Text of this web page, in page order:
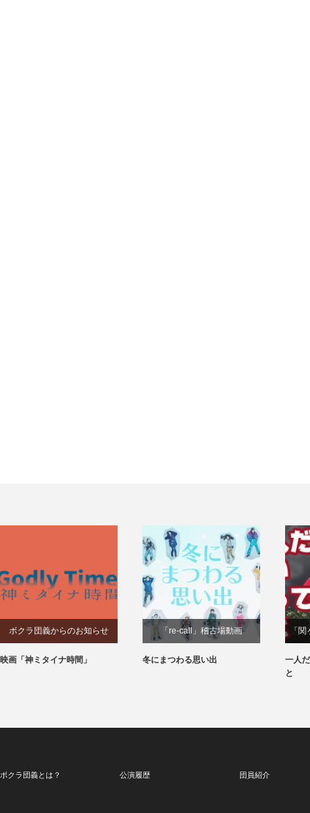
ボクラ団義からのお知らせ
映画「神ミタイナ時間」
「re-call」稽古場動画
冬にまつわる思い出
「
一人
と
ボクラ団義とは？ 公演履歴 団員紹介